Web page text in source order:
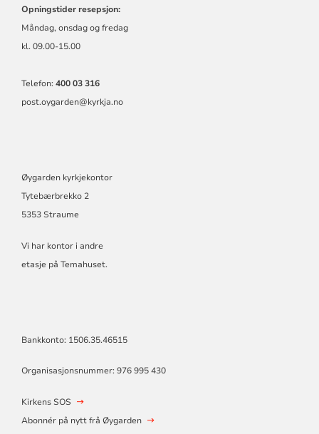
Opningstider resepsjon:
Måndag, onsdag og fredag
kl. 09.00-15.00
Telefon: 400 03 316
post.oygarden@kyrkja.no
Øygarden kyrkjekontor
Tytebærbrekko 2
5353 Straume
Vi har kontor i andre
etasje på Temahuset.
Bankkonto: 1506.35.46515
Organisasjonsnummer: 976 995 430
Kirkens SOS
Abonnér på nytt frå Øygarden